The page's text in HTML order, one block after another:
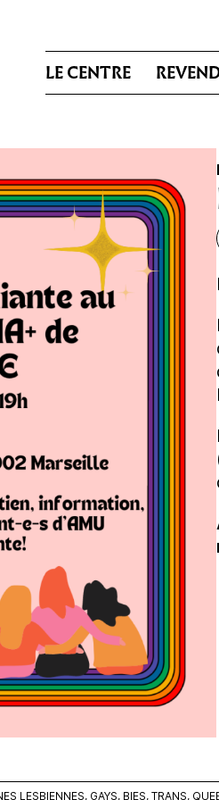
LE CENTRE
LESBIENNES, GAYS, BIES, TRANS,